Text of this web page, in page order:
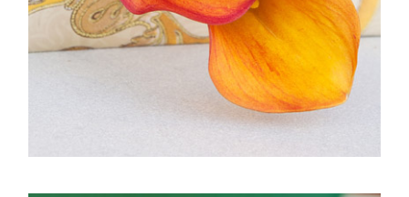
mayo 2016
abril 2016
marzo 2016
noviembre 2015